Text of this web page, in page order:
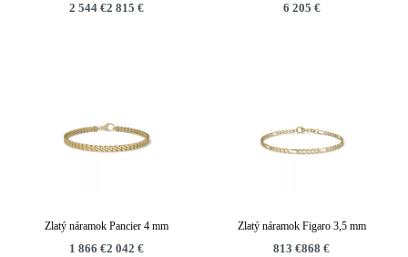
2 544€2 815 € 6 205 €
Zlatý náramok Pancier 4 mm
1 866€2 042 €
Zlatý náramok Figaro 3,5 mm
813€868 €